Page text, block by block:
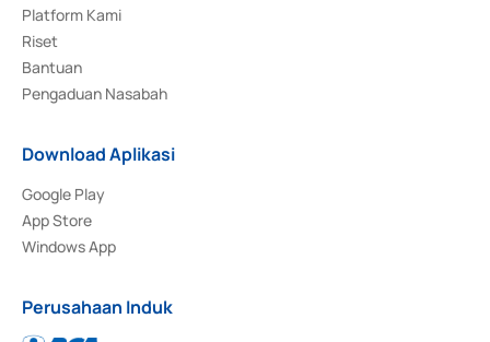
Platform Kami
Riset
Bantuan
Pengaduan Nasabah
Download Aplikasi
Google Play
App Store
Windows App
Perusahaan Induk